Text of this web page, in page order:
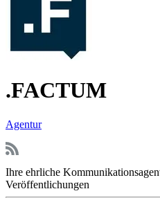
.FACTUM
Agentur
Ihre ehrliche
Veröffentlichungen